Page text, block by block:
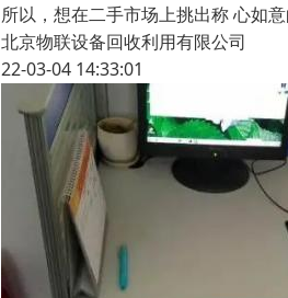
所以，想在二手市场上挑出称 心如
北京物联设备回收利用有限公司
22-03-04 14:33:01